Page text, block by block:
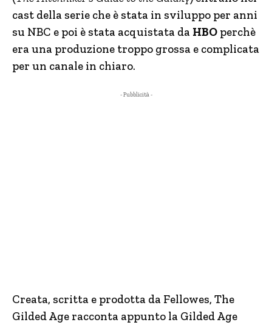
cast della serie che è stata in sviluppo per anni
su NBC e poi è stata acquistata da HBO perchè
era una produzione troppo grossa e complicata
per un canale in chiaro.
- Pubblicità -
Creata, scritta e prodotta da Fellowes, The
Gilded Age racconta appunto la Gilded Age